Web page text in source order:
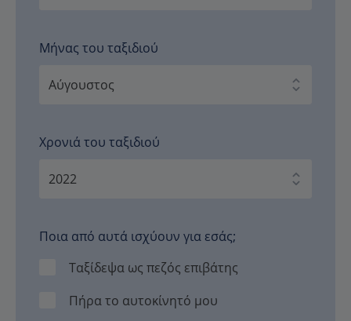
Μήνας του ταξιδιού
Χρονιά του ταξιδιού
Ποια από αυτά ισχύουν για εσάς;
Ταξίδεψα ως πεζός επιβάτης
Πήρα το αυτοκίνητό μου